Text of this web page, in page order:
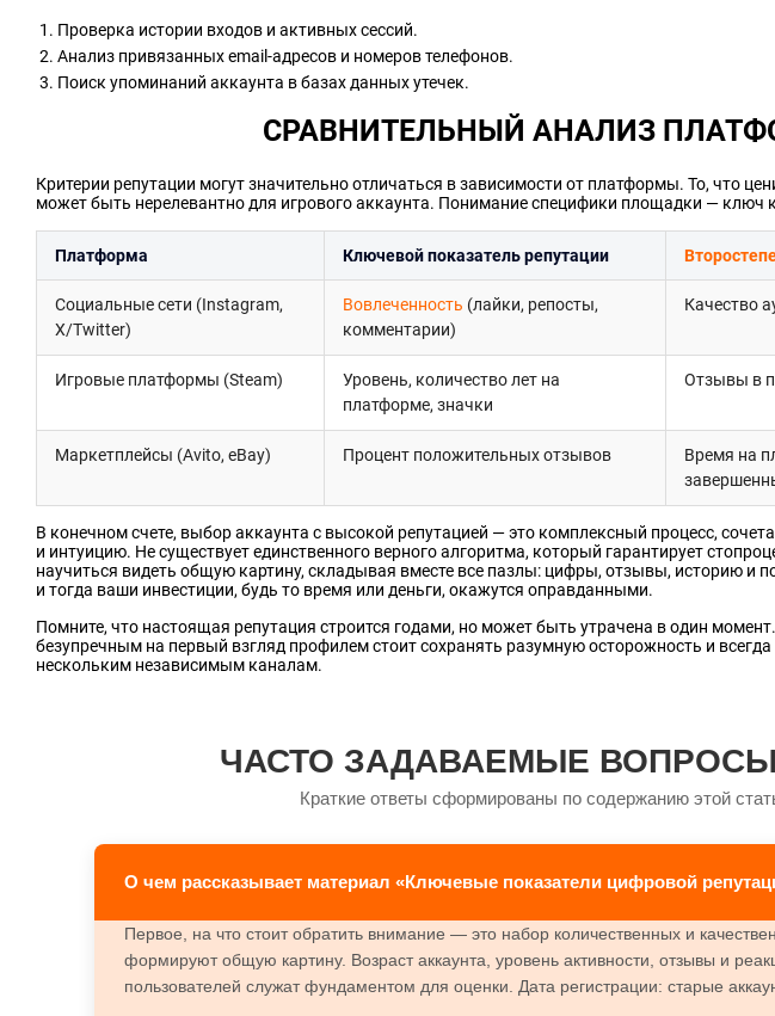
Проверка истории входов и активных сессий.
Анализ привязанных email-адресов и номеров телефонов.
Поиск упоминаний аккаунта в базах данных утечек.
СРАВНИТЕЛЬНЫЙ АНАЛИЗ
Критерии репутации могут значительно отличаться в зависимости от платформы. То, что
может быть нерелевантно для игрового аккаунта. Понимание специфики площадки — ключ
Платформа Ключевой показатель репутации
Социальные сети (Instagram,
X/Twitter)
Вовлеченность (лайки, репосты,
комментарии)
Качество
Игровые платформы (Steam)
Уровень, количество лет на
платформе, значки
Отзывы в
Маркетплейсы (Avito, eBay) Процент положительных отзывов
Время на
В конечном счете, выбор аккаунта с высокой репутацией — это комплексный процесс,
и интуицию. Не существует единственного верного алгоритма, который гарантирует
научиться видеть общую картину, складывая вместе все пазлы: цифры, отзывы, историю и
и тогда ваши инвестиции, будь то время или деньги, окажутся оправданными.
Помните, что настоящая репутация строится годами, но может быть утрачена в один
безупречным на первый взгляд профилем стоит сохранять разумную осторожность и
нескольким независимым каналам.
ЧАСТО ЗАДАВАЕМЫЕ ВОПРОСЫ
Краткие ответы сформированы по содержанию этой
О чем рассказывает материал «Ключевые показатели цифровой
Первое, на что стоит обратить внимание — это набор количественных и
формируют общую картину. Возраст аккаунта, уровень активности, отзывы и
пользователей служат фундаментом для оценки. Дата регистрации: старые